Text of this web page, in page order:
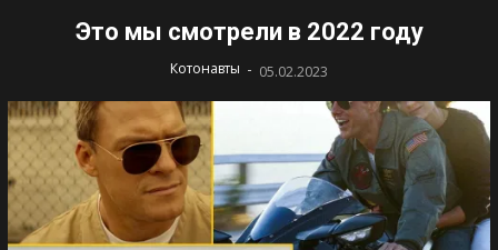
Это мы смотрели в 2022 году
Котонавты - 05.02.2023